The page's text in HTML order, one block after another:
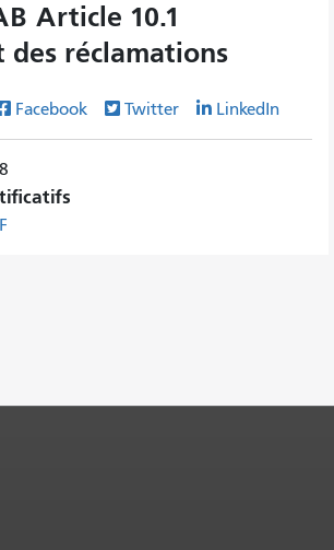
Article 10.1
des réclamations
Facebook Twitter LinkedIn
chaque page.
principal